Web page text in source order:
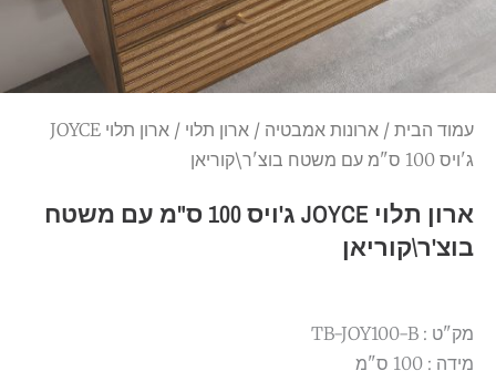
עמוד הבית / ארונות אמבטיה / ארון תלוי
/ ארון תלוי JOYCE
ג'ויס 100 ס"מ עם משטח בוצ'ר\קוריאן
ארון תלוי JOYCE ג'ויס 100 ס"מ עם משטח
בוצ'ר\קוריאן
מק"ט : TB-JOY100-B
מידה : 100 ס"מ